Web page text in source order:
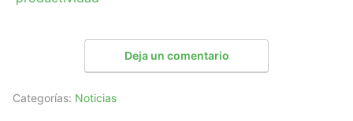
Deja un comentario
Categorías: Noticias